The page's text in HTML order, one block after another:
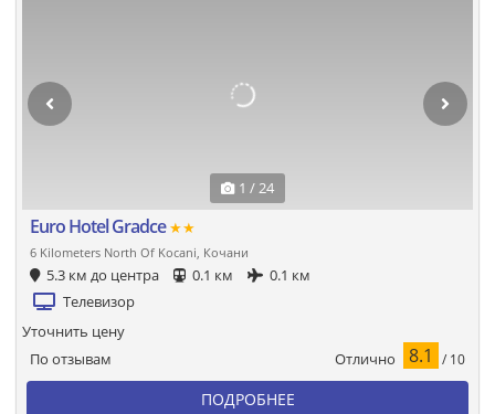
1 / 24
Euro Hotel Gradce★★
6 Kilometers North Of Kocani, Кочани
5.3 км до центра 0.1 км
0.1 км
Телевизор
По отзывам Отлично 8.1 / 10
Уточнить цену
ПОДРОБНЕЕ